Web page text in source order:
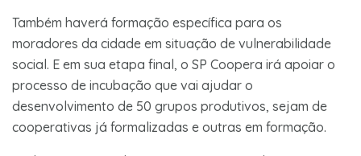
Também haverá formação específica para os
moradores da cidade em situação de vulnerabilidade
social. E em sua etapa final, o SP Coopera irá apoiar o
processo de incubação que vai ajudar o
desenvolvimento de 50 grupos produtivos, sejam de
cooperativas já formalizadas e outras em formação.